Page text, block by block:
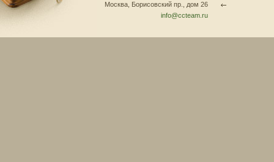
Москва, Борисовский пр., дом 26
info@ccteam.ru